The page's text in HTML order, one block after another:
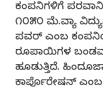
ಕಂಪನಿಗಳಿಗೆ
೧೦೫೦ ಮೆ.ವ್ಯಾ
ಪವರ್ ಎಂಬ
ರೂಪಾಯಿಗಳ
ಹೂಡುತ್ತಿದೆ.
ಕಾರ್ಪೊರೇಷನ್